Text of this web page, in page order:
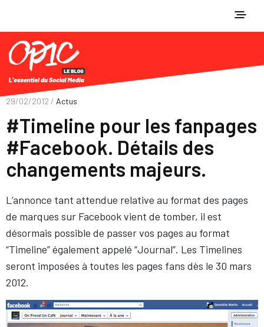
29/02/2012 / Actus
#Timeline pour les fanpages
#Facebook. Détails des
changements majeurs.
L’annonce tant attendue relative au format des pages
de marques sur Facebook vient de tomber, il est
désormais possible de passer vos pages au format
“Timeline” également appelé “Journal”. Les Timelines
seront imposées à toutes les pages fans dès le 30 mars
2012.